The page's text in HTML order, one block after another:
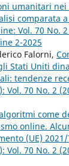
umanitari nei
comparata
Vol. 70 No.
2-2025
Falorni,
Stati Uniti
tendenze
Vol. 70 No. 2
come
online.
(UE)
Vol. 70 No. 2